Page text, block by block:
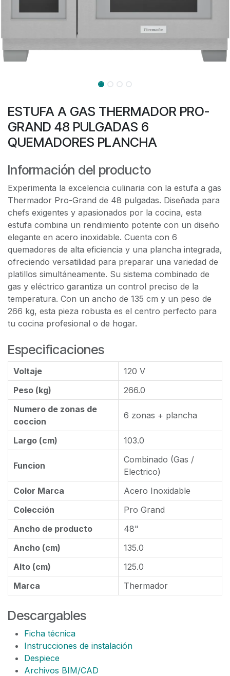
ESTUFA A GAS THERMADOR PRO-
GRAND 48 PULGADAS 6
QUEMADORES PLANCHA
Información del producto
Experimenta la excelencia culinaria con la estufa a gas
Thermador Pro-Grand de 48 pulgadas. Diseñada para
chefs exigentes y apasionados por la cocina, esta
estufa combina un rendimiento potente con un diseño
elegante en acero inoxidable. Cuenta con 6
quemadores de alta eficiencia y una plancha integrada,
ofreciendo versatilidad para preparar una variedad de
platillos simultáneamente. Su sistema combinado de
gas y eléctrico garantiza un control preciso de la
temperatura. Con un ancho de 135 cm y un peso de
266 kg, esta pieza robusta es el centro perfecto para
tu cocina profesional o de hogar.
Especificaciones
Voltaje
120 V
Peso (kg)
266.0
Numero de zonas de
coccion
6 zonas + plancha
Largo (cm) 103.0
Funcion
Combinado (Gas /
Electrico)
Color Marca
Acero Inoxidable
Colección
Pro Grand
Ancho de producto
48"
Ancho (cm)
135.0
Alto (cm)
125.0
Marca
Thermador
Descargables
Ficha técnica
Instrucciones de instalación
Despiece
Archivos BIM/CAD